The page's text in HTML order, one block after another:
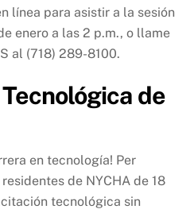
línea para asistir a la sesión
enero a las 2 p.m., o llame
al (718) 289-8100.
de
en tecnología! Per
de NYCHA de 18
tecnológica sin